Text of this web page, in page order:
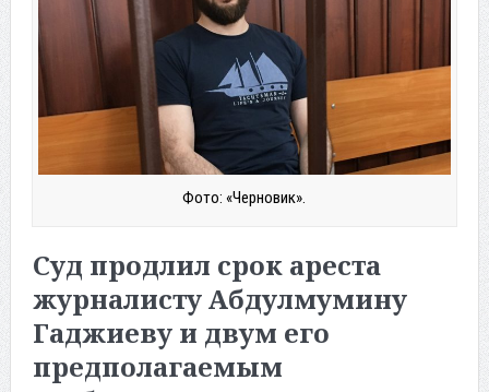
Фото: «Черновик».
Суд продлил срок ареста
журналисту Абдулмумину
Гаджиеву и двум его
предполагаемым